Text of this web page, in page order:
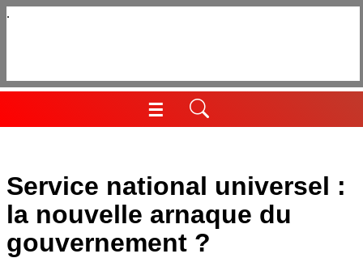
Aller
☰
Menu
Service national universel :
la nouvelle arnaque du
gouvernement ?